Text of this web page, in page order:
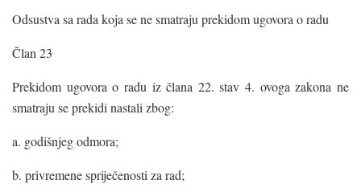
Odsustva sa rada koja se ne smatraju prekidom ugovora o radu
Član 23
Prekidom ugovora o radu iz člana 22. stav 4. ovoga zakona ne
smatraju se prekidi nastali zbog:
a. godišnjeg odmora;
b. privremene spriječenosti za rad;